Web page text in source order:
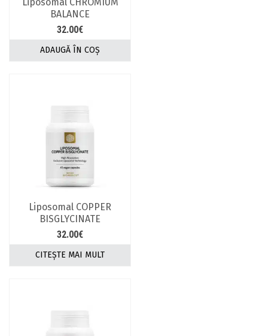
BALANCE
32.00€
ADAUGĂ ÎN COȘ
Liposomal COPPER
BISGLYCINATE
32.00€
CITEȘTE MAI MULT